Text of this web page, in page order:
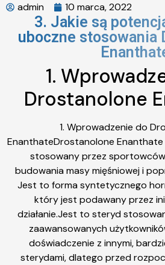
admin 10 marca, 2022
3. Jakie są
uboczne stosowania
1.
Drostanolone
1. Wprowadzenie do
EnanthateDrostanolone
stosowany przez
budowania masy mięśniowej i
Jest to forma syntetycznego
który jest podawany przez
działanie.Jest to steryd
zaawansowanych
doświadczenie z innymi,
sterydami, dlatego przed